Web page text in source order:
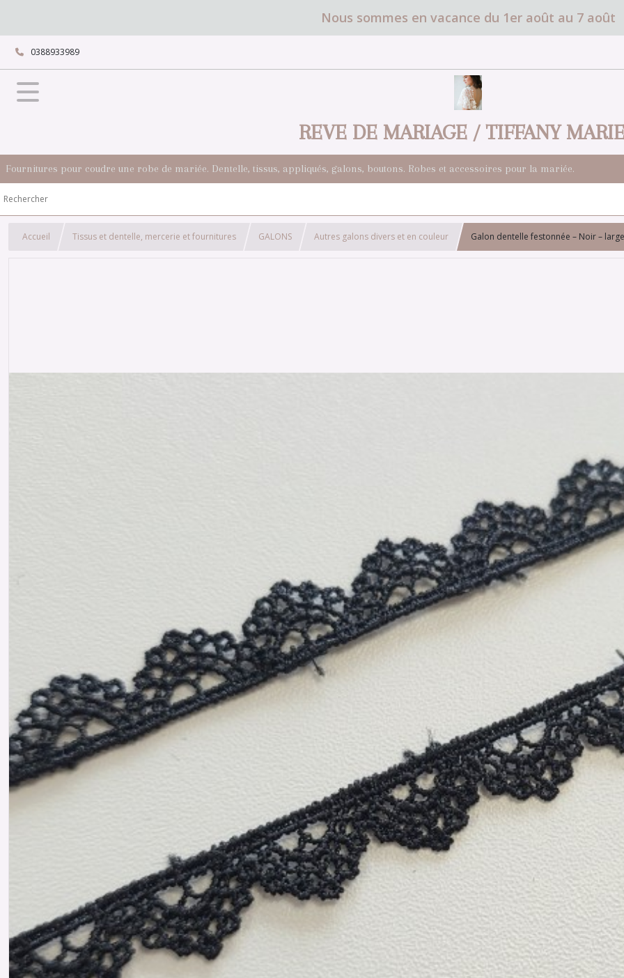
Nous sommes en vacance du 1er août au 7 août
0388933989
REVE DE MARIAGE / TIFFANY
Fournitures pour coudre une robe de mariée. Dentelle, tissus, appliqués, galons, boutons. Robes et accessoires pour la mariée.
Accueil Tissus et dentelle, mercerie et fournitures GALONS Autres galons divers et en couleur Galon dentelle festonnée – Noir –